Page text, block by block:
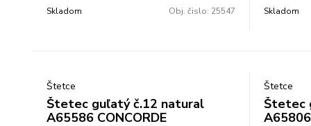
Skladom Obj. čislo: 25547 Skladom
Štetce
Štetec guľatý č.12 natural
A65586 CONCORDE
Štetce
Štetec
A65806